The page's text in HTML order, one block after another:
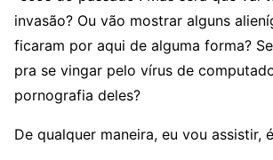
invasão? Ou vão mostrar alguns
ficaram por aqui de alguma forma?
pra se vingar pelo vírus de
pornografia deles?
De qualquer maneira, eu vou assistir,